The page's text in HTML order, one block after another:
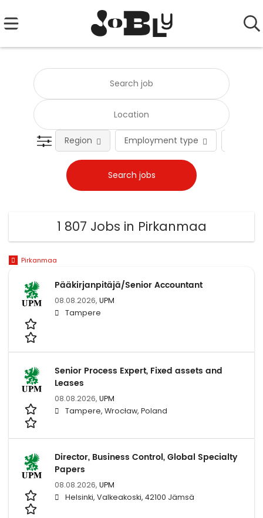
Employment type
Region
1 807 Jobs in Pirkanmaa
Pirkanmaa
Pääkirjanpitäjä/Senior Accountant
08.08.2026, UPM
Tampere
Senior Process Expert, Fixed assets and
Leases
08.08.2026, UPM
Tampere, Wrocław, Poland
Director, Business Control, Global Specialty
Papers
08.08.2026, UPM
Helsinki, Valkeakoski, 42100 Jämsä